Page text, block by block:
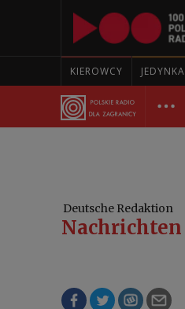
KIEROWCY JEDYNKA
Deutsche Redaktion
Nachrichten